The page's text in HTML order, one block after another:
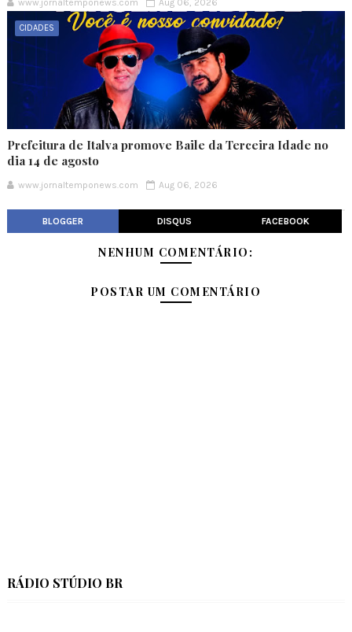
www.jornaltemponews.com Aug 06, 2026
CIDADES
Prefeitura de Italva promove Baile da Terceira Idade no
dia 14 de agosto
www.jornaltemponews.com Aug 06, 2026
BLOGGER DISQUS FACEBOOK
NENHUM COMENTÁRIO:
POSTAR UM COMENTÁRIO
RÁDIO STÚDIO BR